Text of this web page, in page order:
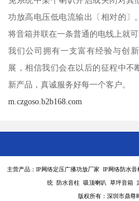
功放高电压低电流输出〔相对的〕
将音箱并联在一条普通的电线上就可
我们公司拥有一支富有经验与创
展，相信我们会在以后的征程中不
新产品，真诚服务好每一个客户。
m.czgoso.b2b168.com
主营产品：IP网络定压广播功放厂家 IP网络防水
统 防水音柱 吸顶喇叭 草坪音箱
版权所有：深圳市鼎尊